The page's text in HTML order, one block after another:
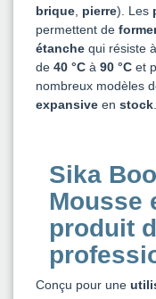
brique pierre). Les
permettent de
étanche qui résiste
de 40 °C à 90 °C et
nombreux modèles
expansive en stock
Sika
Mousse
produit
Conçu pour une